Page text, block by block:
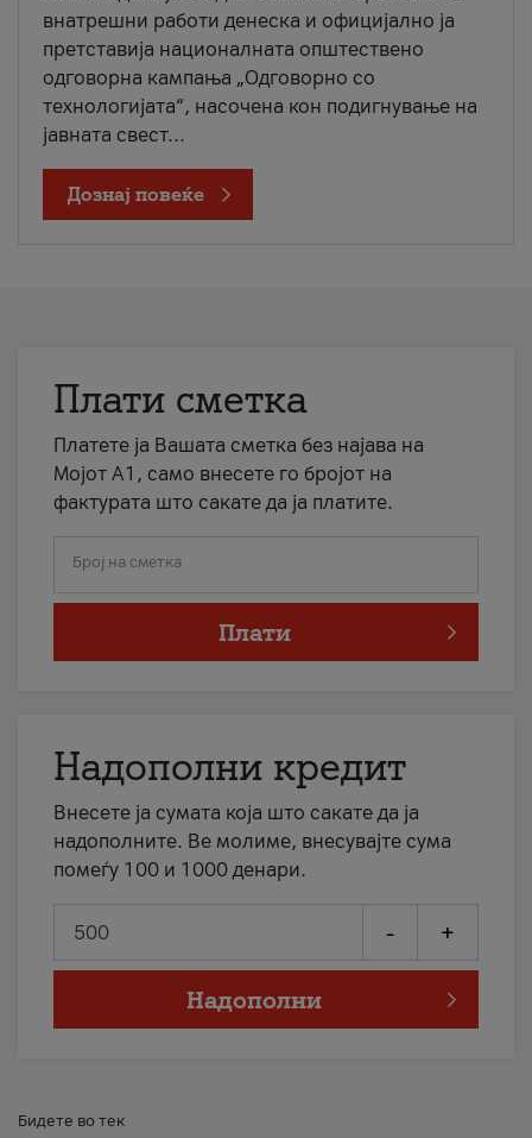
внатрешни работи денеска и официјално ја
претставија националната општествено
одговорна кампања „Одговорно со
технологијата“, насочена кон подигнување на
јавната свест...
Дознај повеќе
Плати сметка
Платете ја Вашата сметка без најава на
Мојот А1, само внесете го бројот на
фактурата што сакате да ја платите.
Број на сметка
Плати
Надополни кредит
Внесете ја сумата која што сакате да ја
надополните. Ве молиме, внесувајте сума
помеѓу 100 и 1000 денари.
- +
Надополни
Бидете во тек